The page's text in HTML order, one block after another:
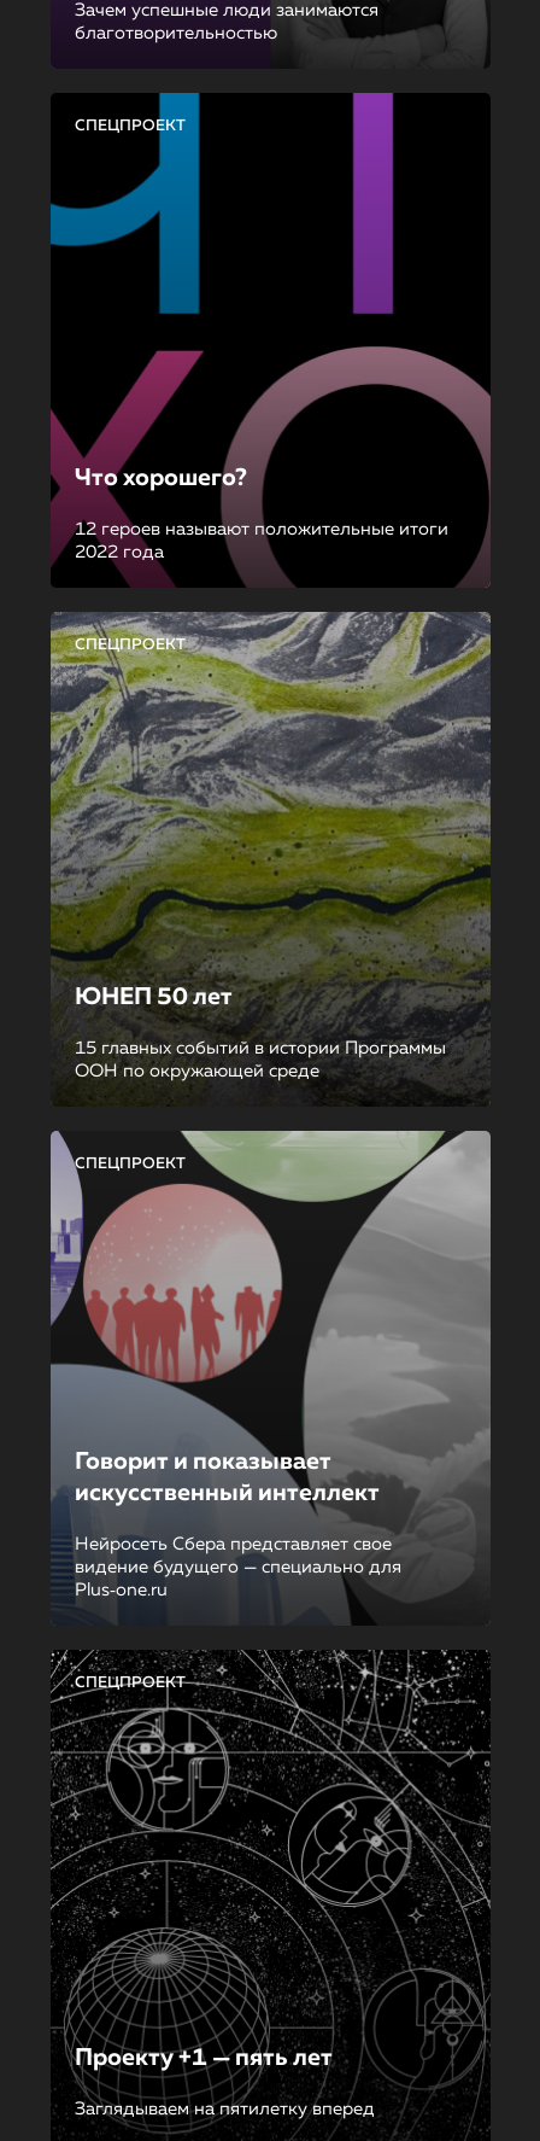
Зачем успешные люди занимаются
благотворительностью
СПЕЦПРОЕКТ
Что хорошего?
12 героев называют положительные итоги
2022 года
СПЕЦПРОЕКТ
ЮНЕП 50 лет
15 главных событий в истории Программы
ООН по окружающей среде
СПЕЦПРОЕКТ
Говорит и показывает
искусственный интеллект
Нейросеть Сбера представляет свое
видение будущего — специально для
Plus‑one.ru
СПЕЦПРОЕКТ
Проекту +1 — пять лет
Заглядываем на пятилетку вперед